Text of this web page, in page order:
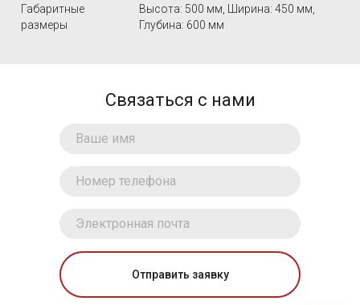
Габаритные
размеры
Высота: 500 мм, Ширина: 450 мм,
Глубина: 600 мм
Связаться с нами
Отправить заявку